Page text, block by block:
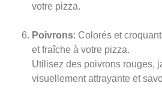
votre pizza.
Poivrons: Colorés et
et fraîche à votre pizza.
Utilisez des poivrons rouges,
visuellement attrayante et